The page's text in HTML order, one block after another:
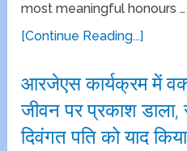
most meaningful honours …
[Continue Reading...]
आरजेएस कार्यक्रम में
जीवन पर प्रकाश
दिवंगत पति को याद किया